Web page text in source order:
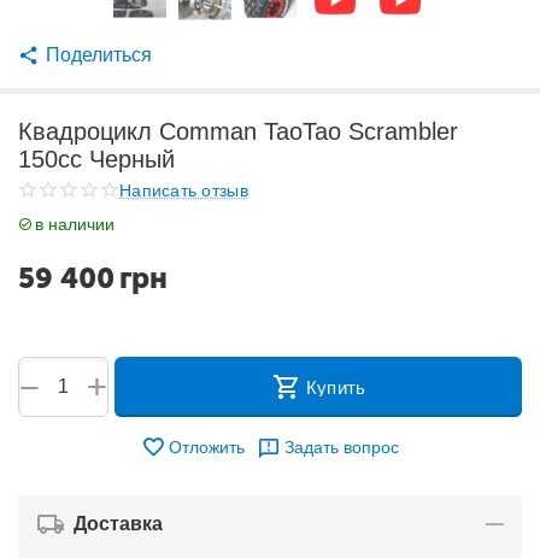
Поделиться
Квадроцикл Comman TaoTao Scrambler
150cc Черный
Написать отзыв
в наличии
59 400 грн
+
− Купить
Отложить Задать вопрос
Доставка